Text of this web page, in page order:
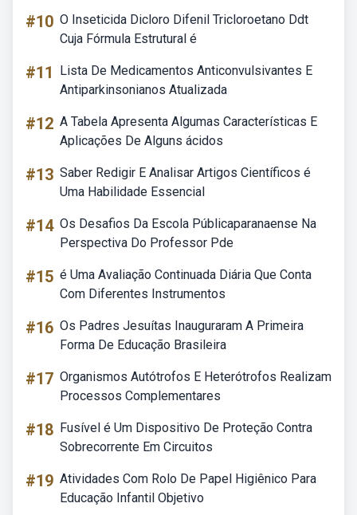
#10 O Inseticida Dicloro Difenil Tricloroetano Ddt
Cuja Fórmula Estrutural é
#11
Lista De Medicamentos Anticonvulsivantes E
Antiparkinsonianos Atualizada
#12 A Tabela Apresenta Algumas Características E
Aplicações De Alguns ácidos
#13 Saber Redigir E Analisar Artigos Científicos é
Uma Habilidade Essencial
#14 Os Desafios Da Escola Públicaparanaense Na
Perspectiva Do Professor Pde
#15 é Uma Avaliação Continuada Diária Que Conta
Com Diferentes Instrumentos
#16 Os Padres Jesuítas Inauguraram A Primeira
Forma De Educação Brasileira
#17 Organismos Autótrofos E Heterótrofos Realizam
Processos Complementares
#18 Fusível é Um Dispositivo De Proteção Contra
Sobrecorrente Em Circuitos
#19 Atividades Com Rolo De Papel Higiênico Para
Educação Infantil Objetivo